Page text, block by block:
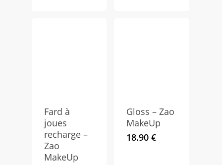
Fard à
joues
recharge –
Zao
MakeUp
Gloss – Zao
MakeUp
18.90€